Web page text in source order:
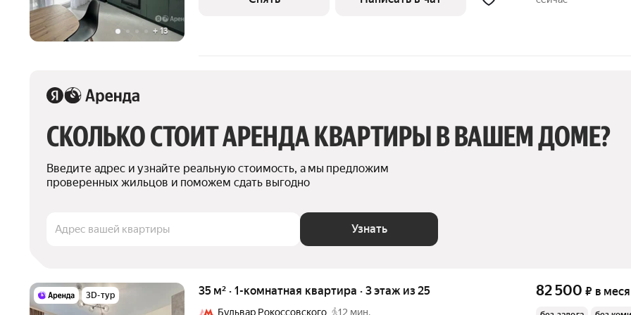
+ 13
Микроволновка Дом
СКОЛЬКО СТОИТ АРЕНДА КВАРТИРЫ В ВАШЕМ ДОМЕ?
Введите адрес и узнайте реальную стоимость, а мы предложим
проверенных жильцов и поможем сдать выгодно
Адрес вашей квартиры Узнать
3D-тур 35 м² · 1-комнатная квартира · 3 этаж из 25
Бульвар Рокоссовского 12 мин.
82 500 ₽ в